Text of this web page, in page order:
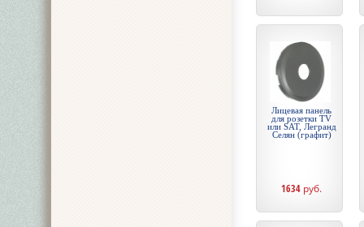
Лицевая панель
для розетки TV
или SAT, Легранд
Селян (графит)
1634 руб.